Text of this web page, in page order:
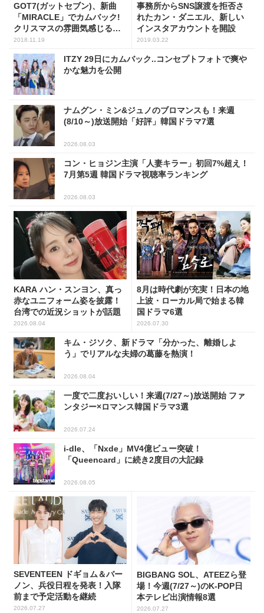
GOT7(ガットセブン)、新曲
「MIRACLE」でカムバック!
クリスマスの雰囲気感じるテ
ィーザー映像公開。
2018.11.19
事務所からSNS譲渡を拒否さ
れたカン・ダニエル、新しい
インスタアカウントを開設
2019.03.22
ITZY 29日にカムバック..コンセプトフォトで爽や
かな魅力を公開
ナムグン・ミン&ジュノのブロマンスも！来週
(8/10～)放送開始「好評」韓国ドラマ7選
2026.08.03
コン・ヒョジン主演「人妻キラー」初回7%超え！
7月第5週 韓国ドラマ視聴率ランキング
2026.08.03
KARA ハン・スンヨン、真っ
赤なユニフォーム姿を披露！
台湾での近況ショットが話題
2026.08.04
8月は時代劇が充実！日本の地
上波・ローカル局で始まる韓
国ドラマ6選
2026.07.30
キム・ジソク、新ドラマ「分かった、離婚しよ
う」でリアルな夫婦の葛藤を熱演！
2026.08.04
一度で二度おいしい！来週(7/27～)放送開始 ファ
ンタジー×ロマンス韓国ドラマ3選
2026.07.24
i-dle、「Nxde」MV4億ビュー突破！
「Queencard」に続き2度目の大記録
2026.08.05
SEVENTEEN ドギョム＆バー
ノン、兵役日程を発表！入隊
前まで予定活動を継続
2026.07.27
BIGBANG SOL、ATEEZら登
場！今週(7/27～)のK-POP日
本テレビ出演情報8選
2026.07.27